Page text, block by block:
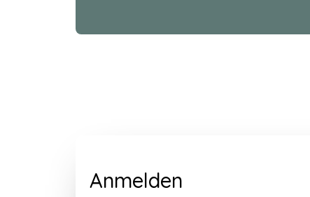
Anmelden